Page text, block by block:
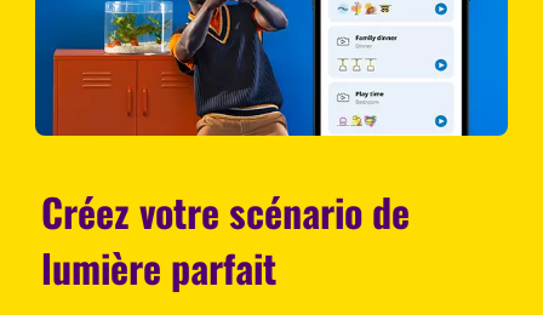
Créez votre scénario de
lumière parfait